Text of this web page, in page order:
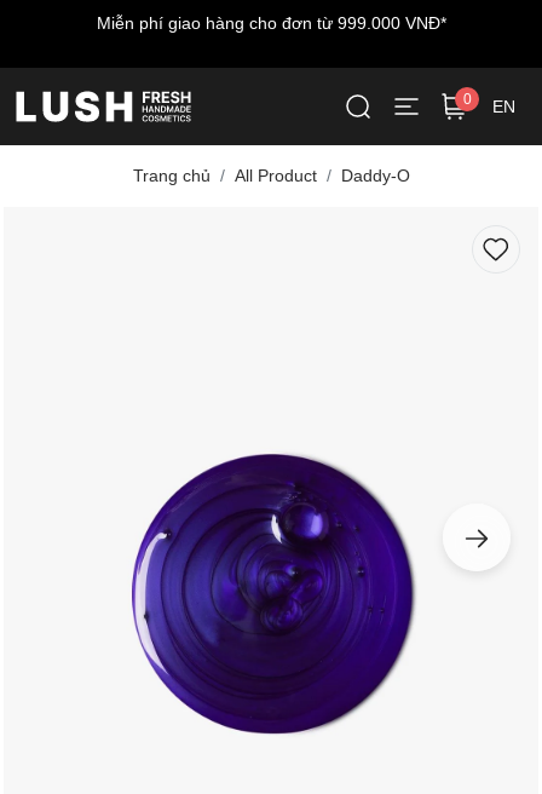
Miễn phí giao hàng cho đơn từ 999.000 VNĐ*
0 EN
Trang chủ All Product Daddy-O